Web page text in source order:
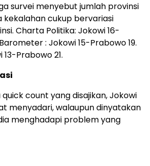
survei menyebut jumlah provinsi
cukup bervariasi
Charta Politika: Jokowi 16-
: Jokowi 15-Prabowo 19.
13-Prabowo 21.
count yang disajikan, Jokowi
menyadari, walaupun dinyatakan
menghadapi problem yang